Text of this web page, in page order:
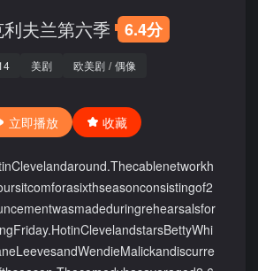
夫兰第六季 6.4分
美剧 欧美剧 / 偶像
立即播放 收藏